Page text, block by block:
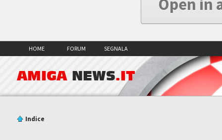
Open in
HOME FORUM SEGNALA
AMIGA NEWS.IT
Indice